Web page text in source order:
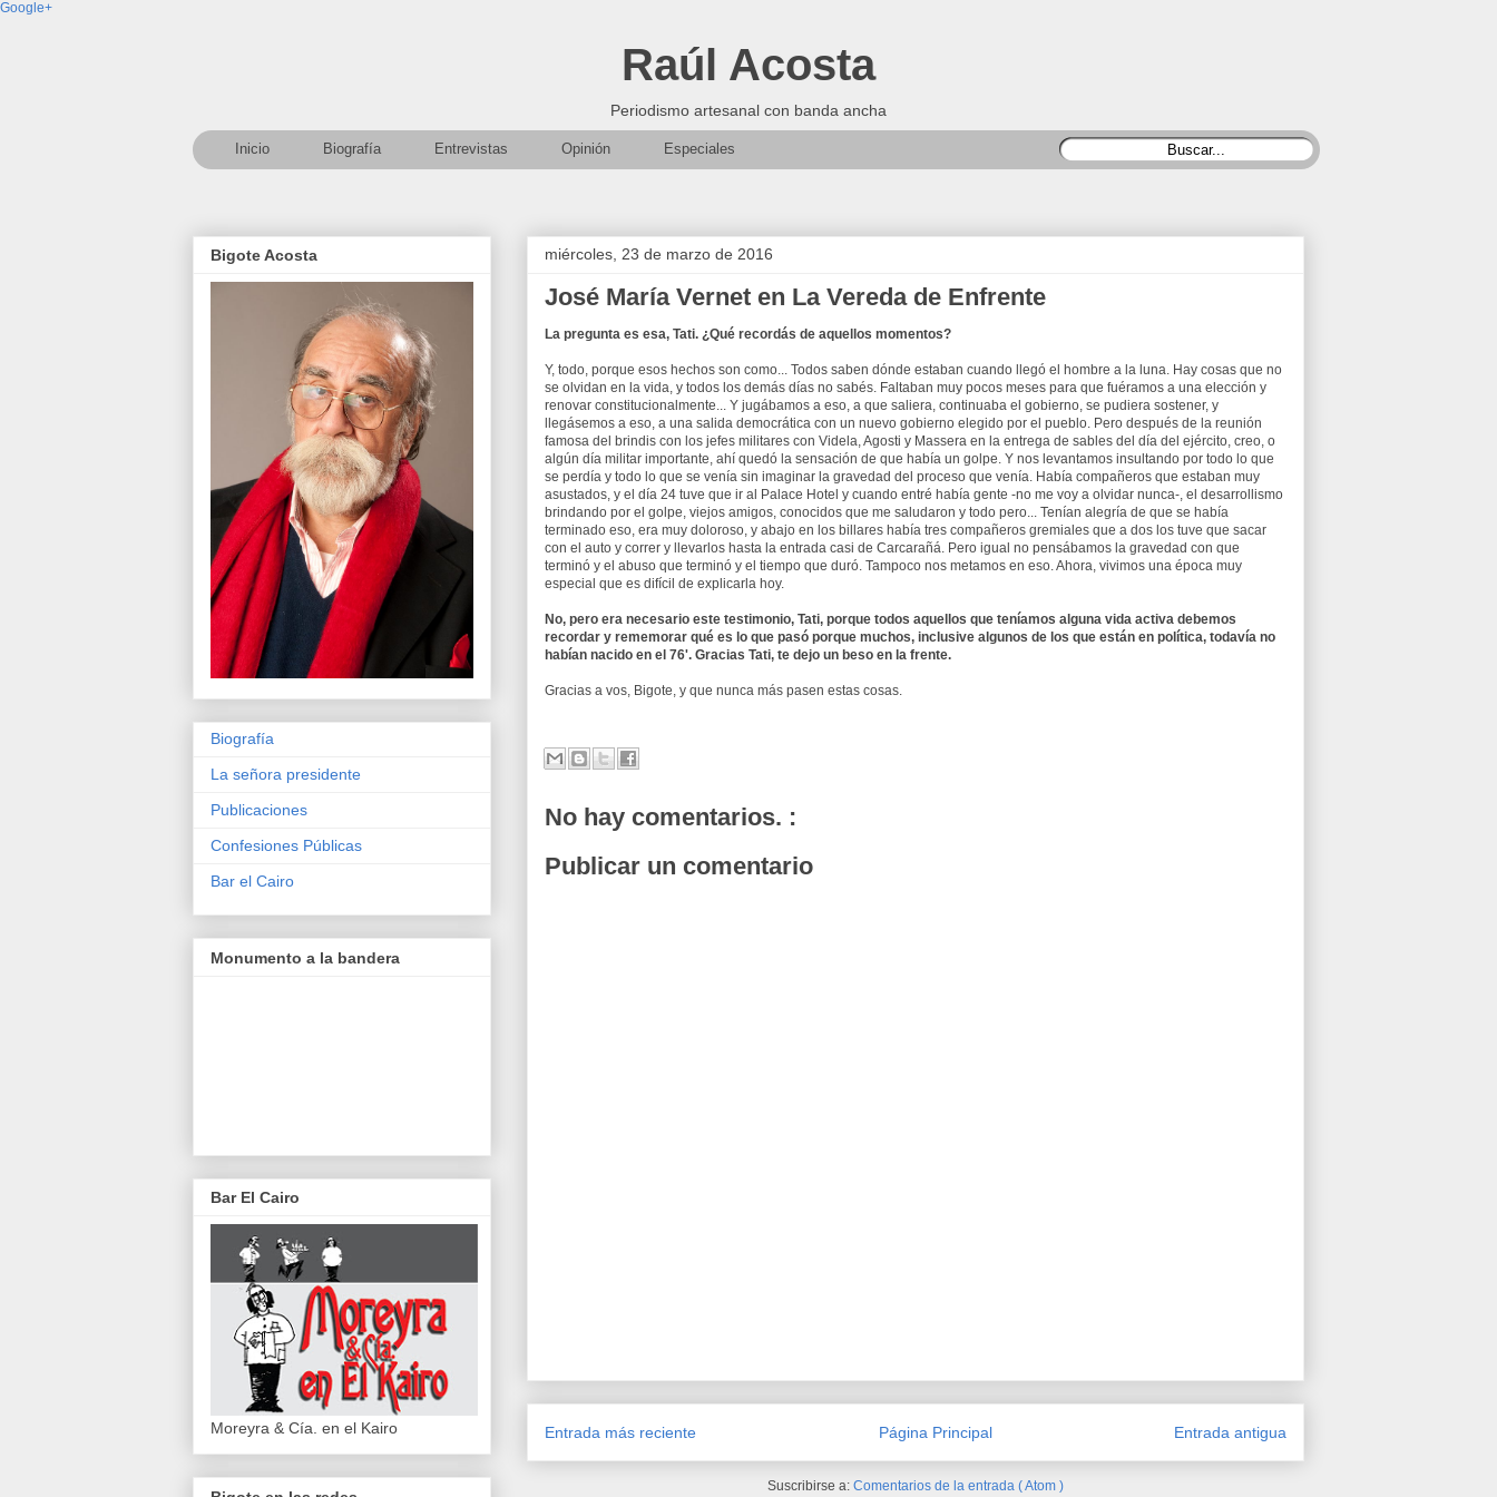
Google+
Raúl Acosta
Periodismo artesanal con banda ancha
Inicio Biografía Entrevistas Opinión Especiales
miércoles, 23 de marzo de 2016
José María Vernet en La Vereda de Enfrente
La pregunta es esa, Tati. ¿Qué recordás de aquellos momentos?
Y, todo, porque esos hechos son como... Todos saben dónde estaban cuando llegó el hombre a la luna. Hay cosas que no
se olvidan en la vida, y todos los demás días no sabés. Faltaban muy pocos meses para que fuéramos a una elección y
renovar constitucionalmente... Y jugábamos a eso, a que saliera, continuaba el gobierno, se pudiera sostener, y
llegásemos a eso, a una salida democrática con un nuevo gobierno elegido por el pueblo. Pero después de la reunión
famosa del brindis con los jefes militares con Videla, Agosti y Massera en la entrega de sables del día del ejército, creo, o
algún día militar importante, ahí quedó la sensación de que había un golpe. Y nos levantamos insultando por todo lo que
se perdía y todo lo que se venía sin imaginar la gravedad del proceso que venía. Había compañeros que estaban muy
asustados, y el día 24 tuve que ir al Palace Hotel y cuando entré había gente -no me voy a olvidar nunca-, el desarrollismo
brindando por el golpe, viejos amigos, conocidos que me saludaron y todo pero... Tenían alegría de que se había
terminado eso, era muy doloroso, y abajo en los billares había tres compañeros gremiales que a dos los tuve que sacar
con el auto y correr y llevarlos hasta la entrada casi de Carcarañá. Pero igual no pensábamos la gravedad con que
terminó y el abuso que terminó y el tiempo que duró. Tampoco nos metamos en eso. Ahora, vivimos una época muy
especial que es difícil de explicarla hoy.
No, pero era necesario este testimonio, Tati, porque todos aquellos que teníamos alguna vida activa debemos
recordar y rememorar qué es lo que pasó porque muchos, inclusive algunos de los que están en política, todavía no
habían nacido en el 76'. Gracias Tati, te dejo un beso en la frente.
Gracias a vos, Bigote, y que nunca más pasen estas cosas.
No hay comentarios. :
Publicar un comentario
Entrada más reciente Entrada antigua
Página Principal
Suscribirse a: Comentarios de la entrada ( Atom )
Bigote Acosta
Biografía
La señora presidente
Publicaciones
Confesiones Públicas
Bar el Cairo
Monumento a la bandera
Bar El Cairo
Moreyra & Cía. en el Kairo